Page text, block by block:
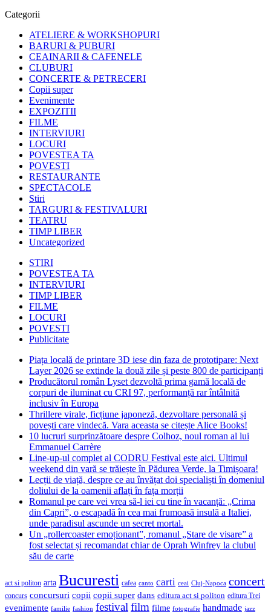
Categorii
ATELIERE & WORKSHOPURI
BARURI & PUBURI
CEAINARII & CAFENELE
CLUBURI
CONCERTE & PETRECERI
Copii super
Evenimente
EXPOZITII
FILME
INTERVIURI
LOCURI
POVESTEA TA
POVESTI
RESTAURANTE
SPECTACOLE
Stiri
TARGURI & FESTIVALURI
TEATRU
TIMP LIBER
Uncategorized
STIRI
POVESTEA TA
INTERVIURI
TIMP LIBER
FILME
LOCURI
POVESTI
Publicitate
Piața locală de printare 3D iese din faza de prototipare: Next
Layer 2026 se extinde la două zile și peste 800 de participanți
Producătorul român Lyset dezvoltă prima gamă locală de
corpuri de iluminat cu CRI 97, performanță rar întâlnită
inclusiv în Europa
Thrillere virale, ficțiune japoneză, dezvoltare personală și
povești care vindecă. Vara aceasta se citește Alice Books!
10 lucruri surprinzătoare despre Colhoz, noul roman al lui
Emmanuel Carrère
Line-up-ul complet al CODRU Festival este aici. Ultimul
weekend din vară se trăiește în Pădurea Verde, la Timișoara!
Lecții de viață, despre ce au învățat doi specialiști în domeniul
doliului de la oamenii aflați în fața morții
Romanul pe care vei vrea să-l iei cu tine în vacanță: „Crima
din Capri”, o escapadă în cea mai frumoasă insulă a Italiei,
unde paradisul ascunde un secret mortal.
Un „rollercoaster emoționant”, romanul „Stare de visare” a
fost selectat și recomandat chiar de Oprah Winfrey la clubul
său de carte
act si politon arta Bucuresti cafea canto carti ceai Cluj-Napoca concert
concurs concursuri copii copii super dans editura act si politon editura Trei
evenimente familie fashion festival film filme fotografie handmade jazz